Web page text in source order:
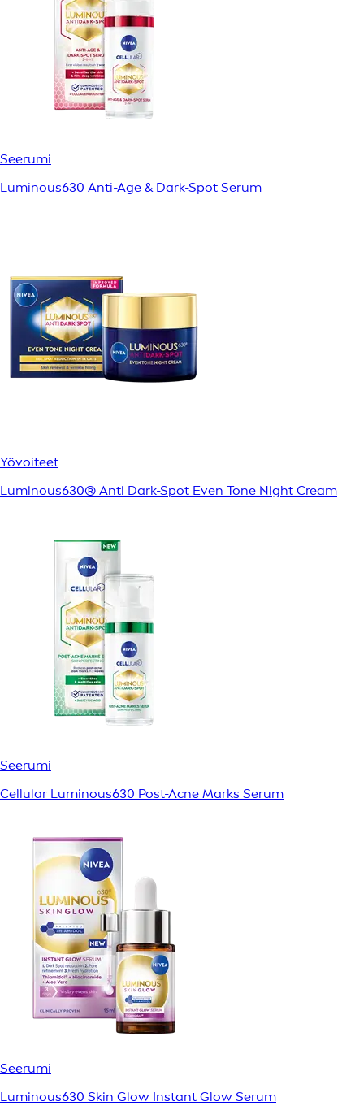
Seerumi
Luminous630 Anti-Age & Dark-Spot Serum
Yövoiteet
Luminous630® Anti Dark-Spot Even Tone Night Cream
Seerumi
Cellular Luminous630 Post-Acne Marks Serum
Seerumi
Luminous630 Skin Glow Instant Glow Serum